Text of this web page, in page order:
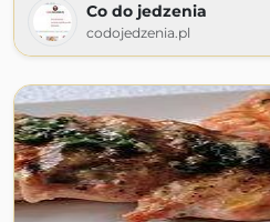
Co do jedzenia
codojedzenia.pl